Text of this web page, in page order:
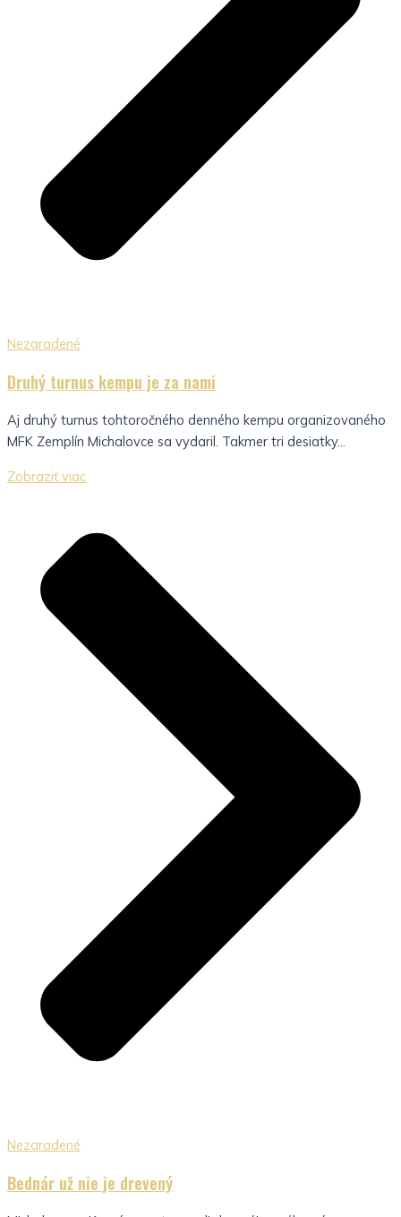
Nezaradené
Druhý turnus kempu je za nami
Aj druhý turnus tohtoročného denného kempu organizovaného
MFK Zemplín Michalovce sa vydaril. Takmer tri desiatky...
Zobraziť viac
Nezaradené
Bednár už nie je drevený